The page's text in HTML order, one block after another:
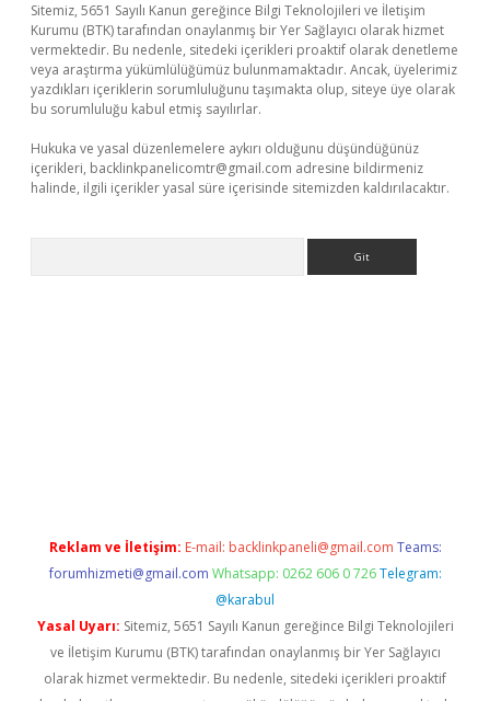
Sitemiz, 5651 Sayılı Kanun gereğince Bilgi Teknolojileri ve İletişim
Kurumu (BTK) tarafından onaylanmış bir Yer Sağlayıcı olarak hizmet
vermektedir. Bu nedenle, sitedeki içerikleri proaktif olarak denetleme
veya araştırma yükümlülüğümüz bulunmamaktadır. Ancak, üyelerimiz
yazdıkları içeriklerin sorumluluğunu taşımakta olup, siteye üye olarak
bu sorumluluğu kabul etmiş sayılırlar.
Hukuka ve yasal düzenlemelere aykırı olduğunu düşündüğünüz
içerikleri, backlinkpanelicomtr@gmail.com adresine bildirmeniz
halinde, ilgili içerikler yasal süre içerisinde sitemizden kaldırılacaktır.
Reklam ve İletişim: E-mail: backlinkpaneli@gmail.com Teams:
forumhizmeti@gmail.com Whatsapp: 0262 606 0 726 Telegram:
@karabul
Yasal Uyarı: Sitemiz, 5651 Sayılı Kanun gereğince Bilgi Teknolojileri
ve İletişim Kurumu (BTK) tarafından onaylanmış bir Yer Sağlayıcı
olarak hizmet vermektedir. Bu nedenle, sitedeki içerikleri proaktif